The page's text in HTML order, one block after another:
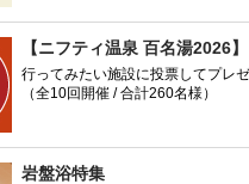
【ニフティ温泉 百名湯2026】
行ってみたい施設に投票してプレ
（全10回開催 / 合計260名様）
岩盤浴特集